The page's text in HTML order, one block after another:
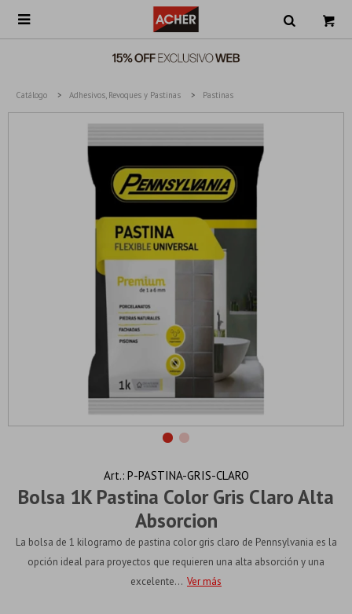

Catálogo Adhesivos, Revoques y Pastinas Pastinas
Bolsa 1K Pastina Color Gris Claro Alta
Absorcion
P-PASTINA-GRIS-CLARO
La bolsa de 1 kilogramo de pastina color gris claro de Pennsylvania es la
opción ideal para proyectos que requieren una alta absorción y una
excelente... Ver más